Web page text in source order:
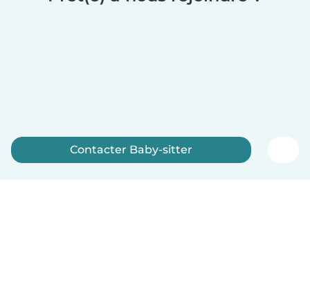
Contacter Baby-sitter